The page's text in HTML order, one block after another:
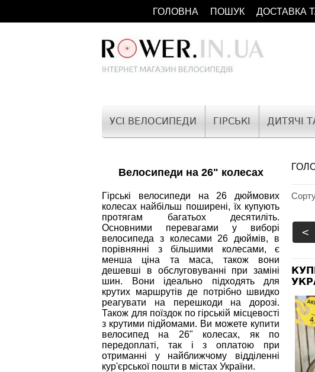
ДОСТАВКА
ПОШУК
ГОЛОВНА
УСІ ВЕЛОСИПЕДИ ГІРСЬКІ ДИТЯЧІ
<
Велосипеди на 26" колесах
Гірські велосипеди на 26 дюймових
колесах найбільш поширені, їх купують
протягам багатьох десятиліть.
Основними перевагами у виборі
велосипеда з колесами 26 дюймів, в
порівнянні з більшими колесами, є
менша ціна та маса, також вони
дешевші в обслуговуванні при заміні
шин. Вони ідеально підходять для
крутих маршрутів де потрібно швидко
реагувати на перешкоди на дорозі.
Також для поїздок по гірській місцевості
з крутими підйомами. Ви можете купити
велосипед на 26" колесах, як по
передоплаті, так і з оплатою при
отриманні у найближчому відділенні
кур'єрської пошти в містах України.